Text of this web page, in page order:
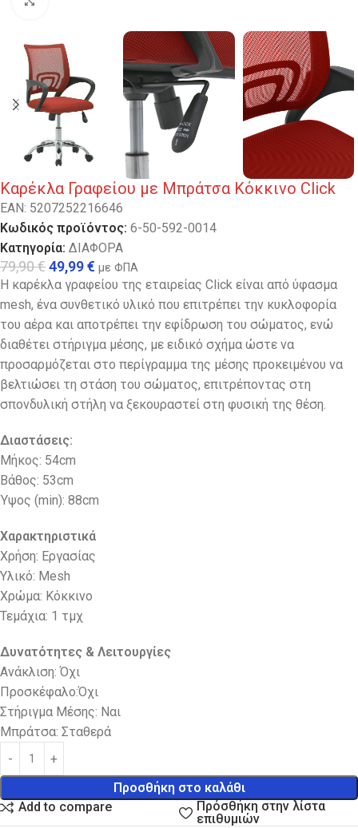
Καρέκλα Γραφείου με Μπράτσα Κόκκινο Click
EAN: 5207252216646
Κωδικός προϊόντος: 6-50-592-0014
Κατηγορία: ΔΙΑΦΟΡΑ
79,90€49,99€ με ΦΠΑ
Η καρέκλα γραφείου της εταιρείας Click είναι από ύφασμα
mesh, ένα συνθετικό υλικό που επιτρέπει την κυκλοφορία
του αέρα και αποτρέπει την εφίδρωση του σώματος, ενώ
διαθέτει στήριγμα μέσης, με ειδικό σχήμα ώστε να
προσαρμόζεται στο περίγραμμα της μέσης προκειμένου να
βελτιώσει τη στάση του σώματος, επιτρέποντας στη
σπονδυλική στήλη να ξεκουραστεί στη φυσική της θέση.
Διαστάσεις:
Μήκος: 54cm
Βάθος: 53cm
Ύψος (min): 88cm
Χαρακτηριστικά
Χρήση: Εργασίας
Υλικό: Mesh
Χρώμα: Κόκκινο
Τεμάχια: 1 τμχ
Δυνατότητες & Λειτουργίες
Ανάκλιση: Όχι
Προσκέφαλο:Όχι
Στήριγμα Μέσης: Ναι
Μπράτσα: Σταθερά
Προσθήκη στο καλάθι
Add to compare
Πρόσθήκη στην λίστα
επιθυμιών